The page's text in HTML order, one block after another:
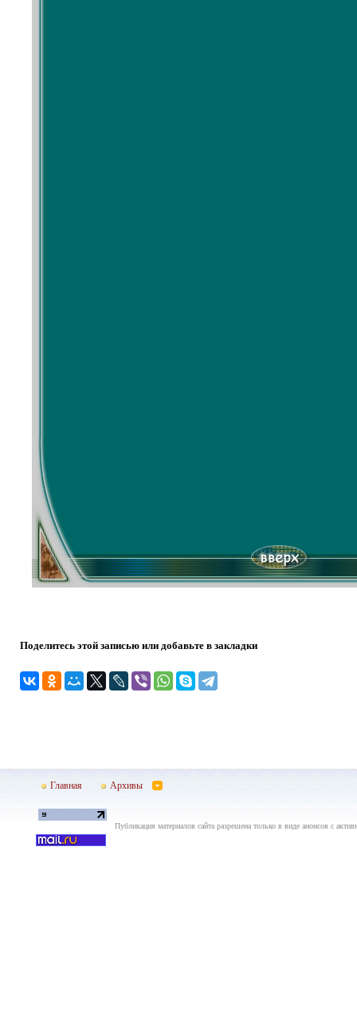
Поделитесь этой записью или добавьте в закладки
Главная Архивы
Публикация материалов сайта разрешена только в виде анонсов с